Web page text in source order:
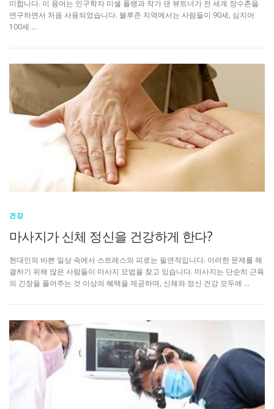
미합니다. 이 용어는 인구학자 미셸 폴랭과 작가 댄 뷰트너가 전 세계 장수촌을
연구하면서 처음 사용되었습니다. 블루존 지역에서는 사람들이 90세, 심지어
100세 …
건강
마사지가 신체 정신을 건강하게 한다?
현대인의 바쁜 일상 속에서 스트레스와 피로는 필연적입니다. 이러한 문제를 해
결하기 위해 많은 사람들이 마사지 요법을 찾고 있습니다. 마사지는 단순히 근육
의 긴장을 풀어주는 것 이상의 혜택을 제공하며, 신체와 정신 건강 모두에 …